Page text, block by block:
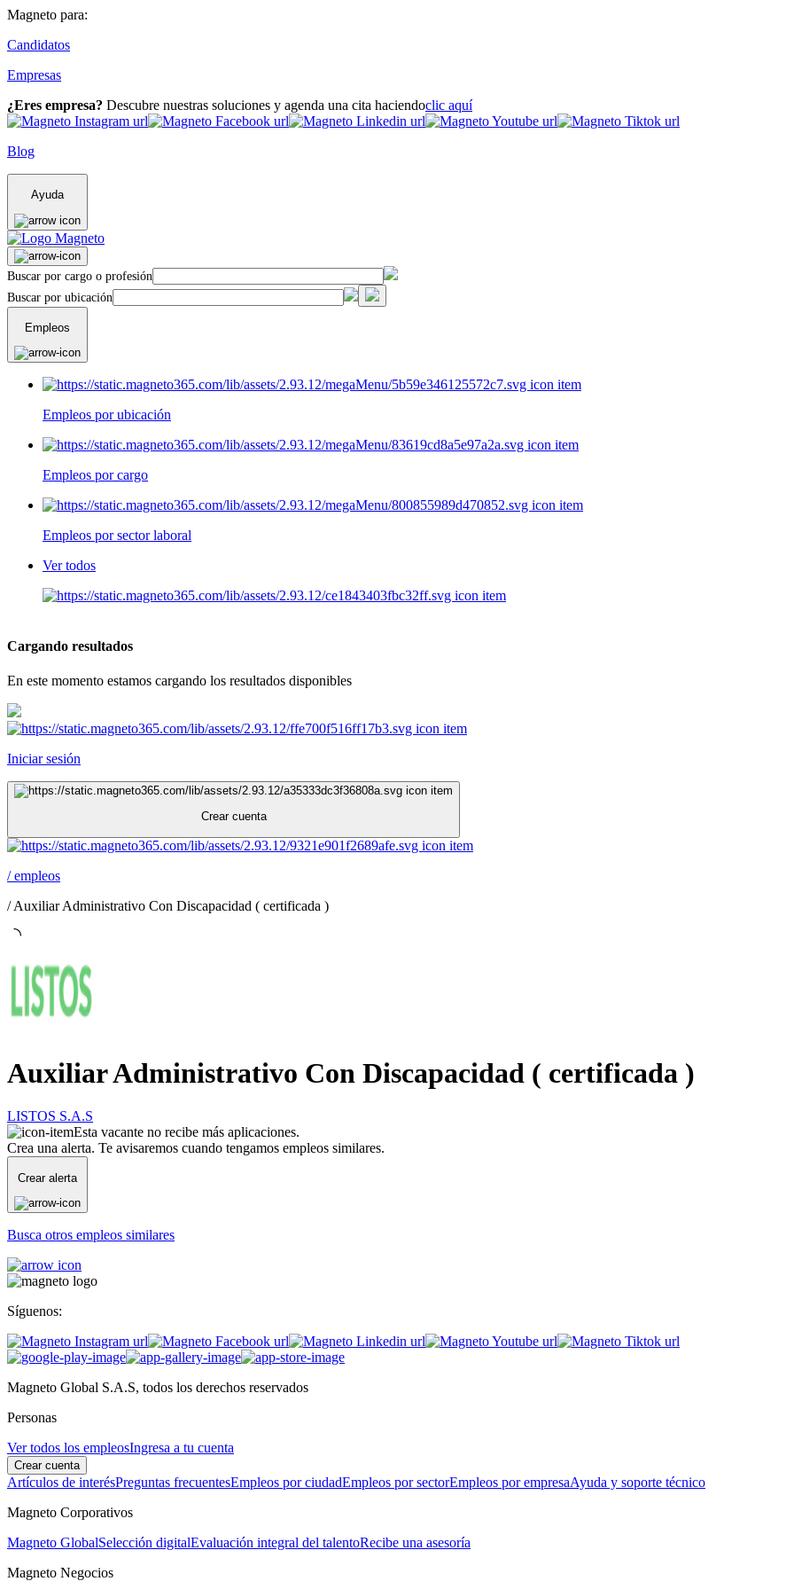
Magneto para:
Candidatos
Empresas
¿Eres empresa? Descubre nuestras soluciones y agenda una cita haciendoclic aquí
Blog
Ayuda
Buscar por cargo o profesión
Buscar por ubicación
Empleos
Empleos por ubicación
Empleos por cargo
Empleos por sector laboral
Ver todos
Cargando resultados
En este momento estamos cargando los resultados disponibles
Iniciar sesión
Crear cuenta
/empleos
/Auxiliar Administrativo Con Discapacidad ( certificada )
Auxiliar Administrativo Con Discapacidad ( certificada )
LISTOS S.A.S
Esta vacante no recibe más aplicaciones.
Crea una alerta. Te avisaremos cuando tengamos empleos similares.
Crear alerta
Busca otros empleos similares
Síguenos:
Magneto Global S.A.S, todos los derechos reservados
Personas
Ver todos los empleosIngresa a tu cuenta
Crear cuenta
Artículos de interésPreguntas frecuentesEmpleos por ciudadEmpleos por sectorEmpleos por empresaAyuda y soporte técnico
Magneto Corporativos
Magneto GlobalSelección digitalEvaluación integral del talentoRecibe una asesoría
Magneto Negocios